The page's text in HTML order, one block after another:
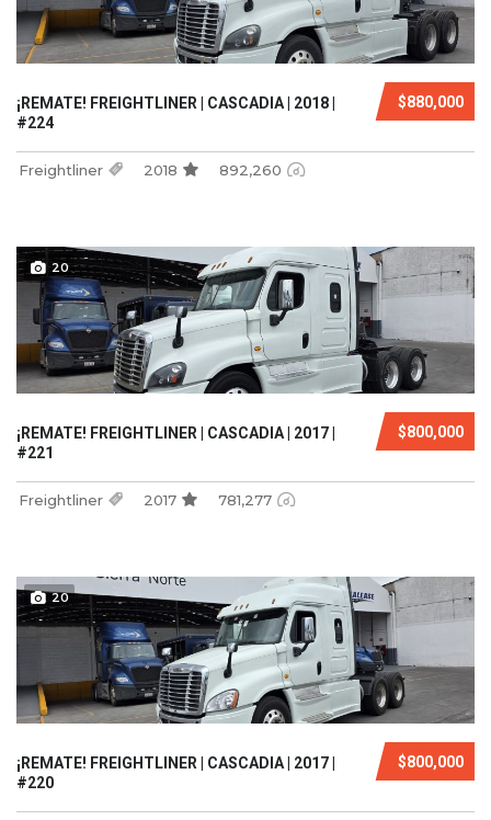
$880,000
¡REMATE! FREIGHTLINER | CASCADIA | 2018 |
#224
Freightliner 2018 892,260
20
$800,000
¡REMATE! FREIGHTLINER | CASCADIA | 2017 |
#221
Freightliner 2017 781,277
20
$800,000
¡REMATE! FREIGHTLINER | CASCADIA | 2017 |
#220